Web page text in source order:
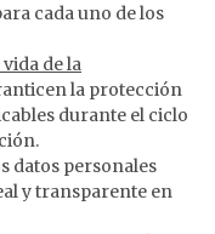
cada uno de los
de la
la protección
durante el ciclo
datos personales
y transparente en